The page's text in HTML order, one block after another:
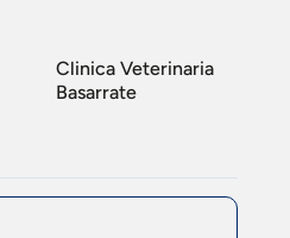
Clinica Veterinaria
Basarrate